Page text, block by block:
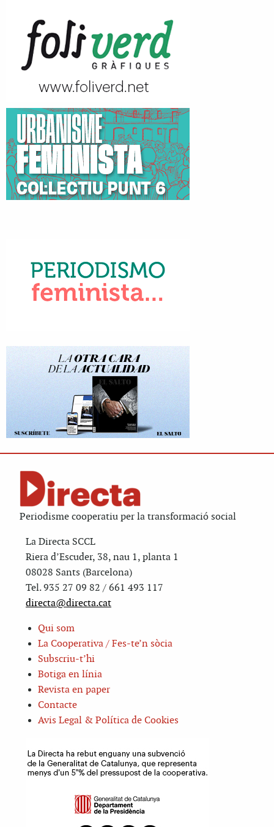
Periodisme cooperatiu per la transformació social
La Directa SCCL
Riera d’Escuder, 38, nau 1, planta 1
08028 Sants (Barcelona)
Tel. 935 27 09 82 / 661 493 117
directa@directa.cat
Qui som
La Cooperativa / Fes-te’n sòcia
Subscriu-t’hi
Botiga en línia
Revista en paper
Contacte
Avis Legal & Política de Cookies